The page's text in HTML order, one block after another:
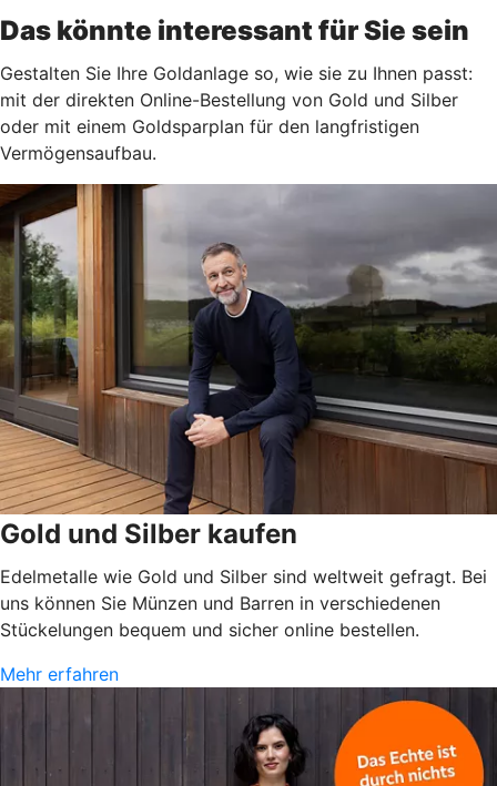
Das könnte interessant für Sie sein
Gestalten Sie Ihre Goldanlage so, wie sie zu Ihnen passt:
mit der direkten Online-Bestellung von Gold und Silber
oder mit einem Goldsparplan für den langfristigen
Vermögensaufbau.
Gold und Silber kaufen
Edelmetalle wie Gold und Silber sind weltweit gefragt. Bei
uns können Sie Münzen und Barren in verschiedenen
Stückelungen bequem und sicher online bestellen.
Mehr erfahren